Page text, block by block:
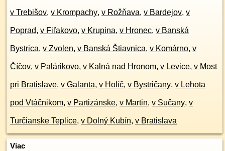
v Trebišov, v Krompachy, v Rožňava, v Bardejov, v
Poprad, v Fiľakovo, v Krupina, v Hronec, v Banská
Bystrica, v Zvolen, v Banská Štiavnica, v Komárno, v
Číčov, v Palárikovo, v Kalná nad Hronom, v Levice, v Most
pri Bratislave, v Galanta, v Holíč, v Bystričany, v Lehota
pod Vtáčnikom, v Partizánske, v Martin, v Sučany, v
Turčianske Teplice, v Dolný Kubín, v Bratislava
Viac